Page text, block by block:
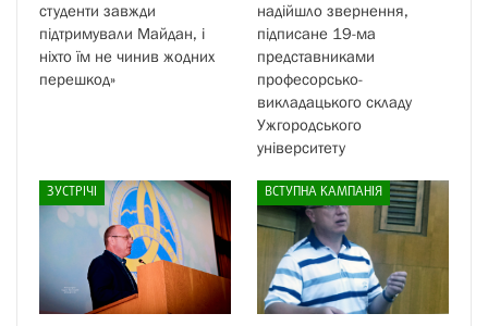
студенти завжди
підтримували Майдан, і
ніхто їм не чинив жодних
перешкод»
надійшло звернення,
підписане 19-ма
представниками
професорсько-
викладацького складу
Ужгородського
університету
ЗУСТРІЧІ ВСТУПНА КАМПАНІЯ